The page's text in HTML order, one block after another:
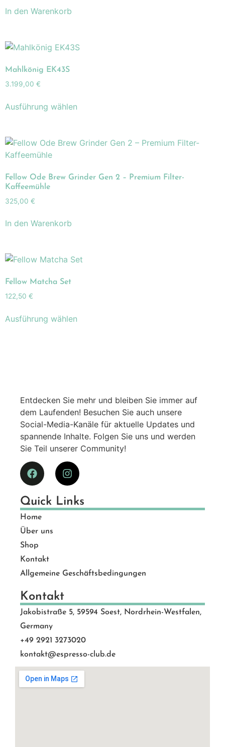
In den Warenkorb
Mahlkönig EK43S
3.199,00 €
Ausführung wählen
Fellow Ode Brew Grinder Gen 2 – Premium Filter-
Kaffeemühle
325,00 €
In den Warenkorb
Fellow Matcha Set
122,50 €
Ausführung wählen
Entdecken Sie mehr und bleiben Sie immer auf
dem Laufenden! Besuchen Sie auch unsere
Social-Media-Kanäle für aktuelle Updates und
spannende Inhalte. Folgen Sie uns und werden
Sie Teil unserer Community!
Quick Links
Home
Über uns
Shop
Kontakt
Allgemeine Geschäftsbedingungen
Kontakt
Jakobistraße 5, 59594 Soest, Nordrhein-Westfalen,
Germany
+49 2921 3273020
kontakt@espresso-club.de